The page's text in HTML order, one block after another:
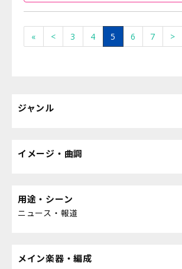
« < 3 4 5 6 7 >
ジャンル
イメージ・曲調
用途・シーン
ニュース・報道
メイン楽器・編成